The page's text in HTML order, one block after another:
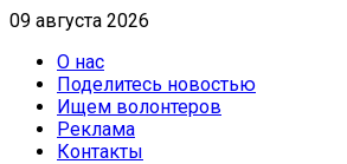
09 августа 2026
О нас
Поделитесь новостью
Ищем волонтеров
Реклама
Контакты